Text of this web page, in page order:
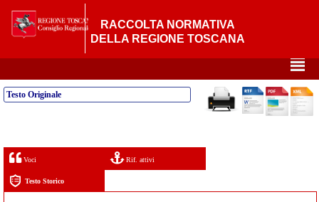
RACCOLTA NORMATIVA
DELLA REGIONE TOSCANA
²
Testo Originale
Voci Rif. attivi
Testo Storico